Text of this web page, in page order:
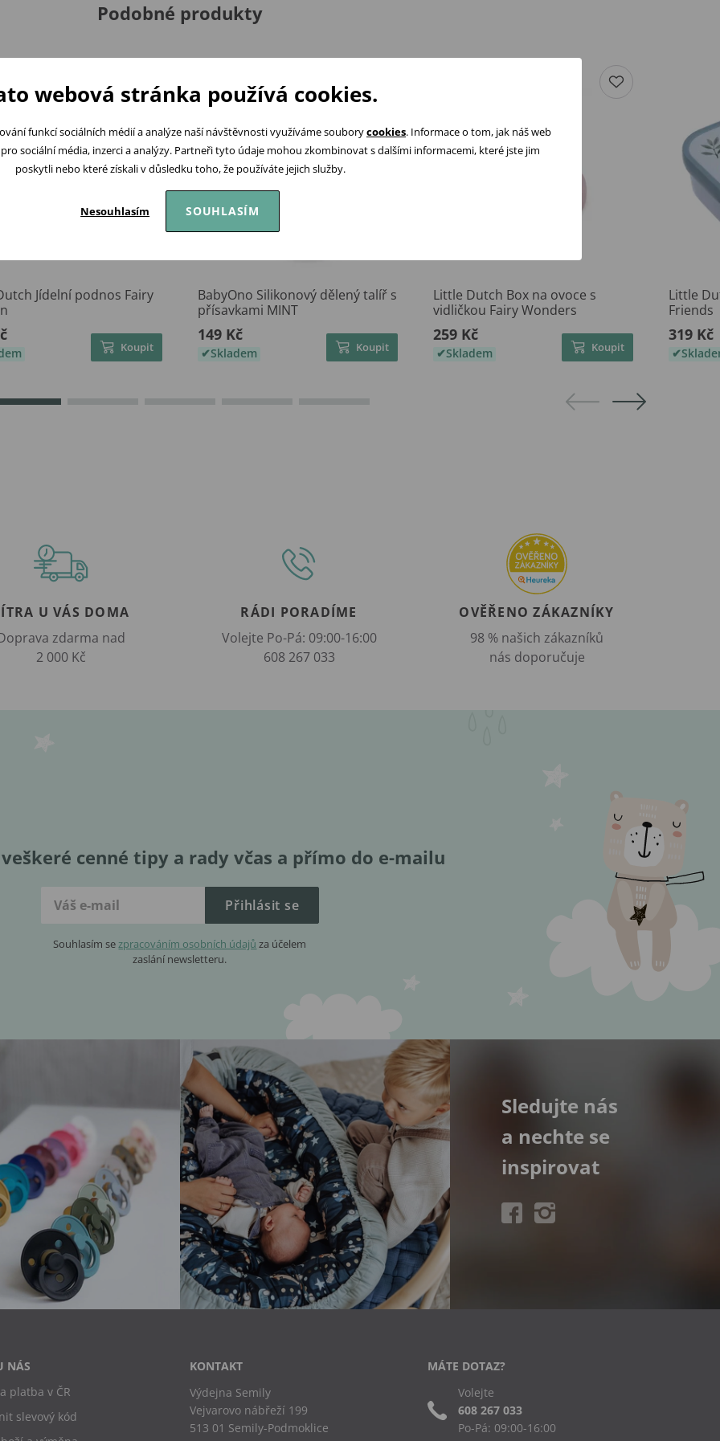
Podobné produkty
Jídelní podnos Fairy
Koupit
BabyOno Silikonový dělený talíř s
přísavkami MINT
149 Kč
Skladem Koupit
Little Dutch Box na ovoce s
vidličkou Fairy Wonders
259 Kč
Skladem Koupit
Little
Friends
319 Kč
U VÁS DOMA
zdarma nad
2 000 Kč
RÁDI PORADÍME
Volejte Po-Pá: 09:00-16:00
608 267 033
OVĚŘENO ZÁKAZNÍKY
98 % našich zákazníků
nás doporučuje
cenné tipy a rady včas a přímo do e-mailu
Přihlásit se
Souhlasím se zpracováním osobních údajů za účelem
zaslání newsletteru.
Sledujte nás
a nechte se
inspirovat
NÁS
platba v ČR
slevový kód
KONTAKT
Výdejna Semily
Vejvarovo nábřeží 199
513 01 Semily-Podmoklice
MÁTE DOTAZ?
Volejte
608 267 033
Po-Pá: 09:00-16:00
webová stránka používá cookies.
funkcí sociálních médií a analýze naší návštěvnosti využíváme souborycookies. Informace o tom, jak náš web
sociální média, inzerci a analýzy. Partneři tyto údaje mohou zkombinovat s dalšími informacemi, které jste jim
poskytli nebo které získali v důsledku toho, že používáte jejich služby.
Nesouhlasím SOUHLASÍM